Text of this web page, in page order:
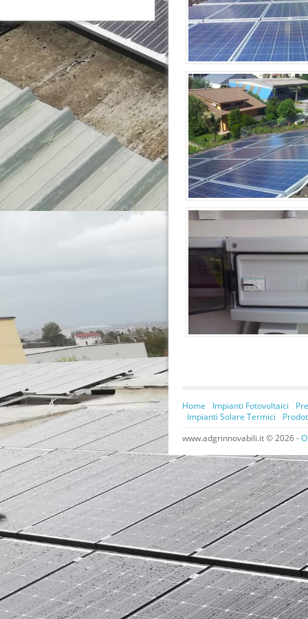
Home Impianti Fotovoltaici
Impianti Solare Termici
www.adgrinnovabili.it © 2026 -